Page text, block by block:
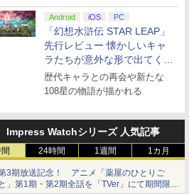
ズ情報が公開
Android iOS PC
「幻想水滸伝 STAR LEAP」
先行レビュー 懐かしいキャ
ラたちが意外な形で出てくる
シリーズ完全新作！
歴代キャラとの再会や新たな
108星の物語が描かれる
Impress Watchシリーズ 人気記事
24時間 1週間 1カ月
3期放送記念！ アニメ「薬屋のひとりご
」第1期・第2期全話を「TVer」にて期間限定